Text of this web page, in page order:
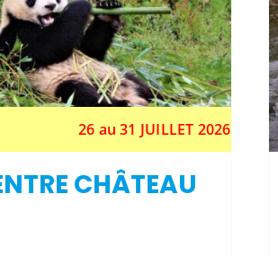
26 au 31 JUILLET 2026
CHÂTEAU